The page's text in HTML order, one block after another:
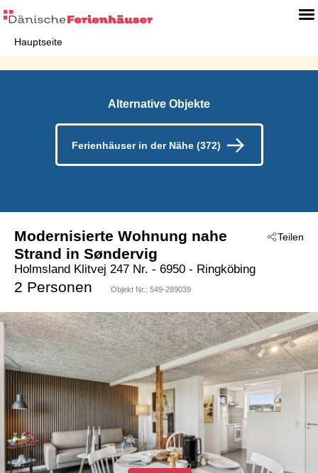
Hauptseite
Alternative Objekte
Ferienhäuser in der Nähe (372)
Teilen
Modernisierte Wohnung nahe
Strand in Søndervig
Holmsland Klitvej 247 Nr. - 6950 - Ringköbing
2 Personen Objekt Nr.: 549-289039